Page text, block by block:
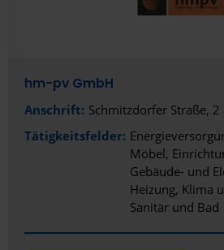
hm-pv GmbH
Anschrift: Schmitzdorfer Straße,
Tätigkeitsfelder:
Möbel,
Gebäude- und
Heizung, Klima
Sanitär und Bad